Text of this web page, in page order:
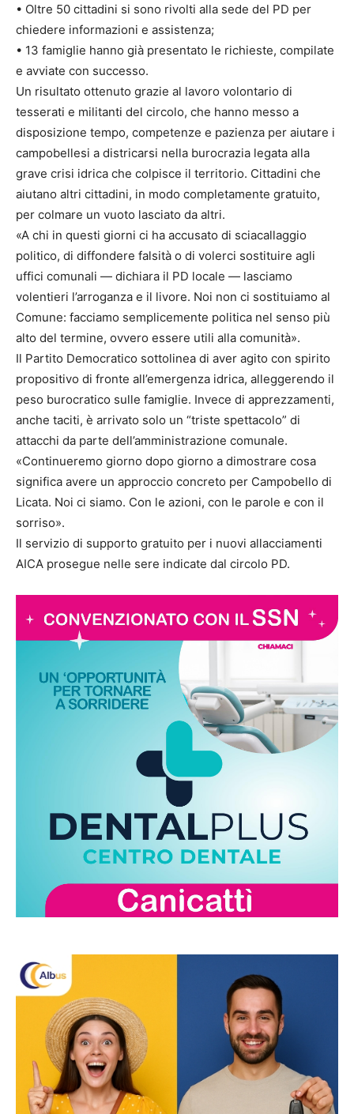
• Oltre 50 cittadini si sono rivolti alla sede del PD per
chiedere informazioni e assistenza;
• 13 famiglie hanno già presentato le richieste, compilate
e avviate con successo.
Un risultato ottenuto grazie al lavoro volontario di
tesserati e militanti del circolo, che hanno messo a
disposizione tempo, competenze e pazienza per aiutare i
campobellesi a districarsi nella burocrazia legata alla
grave crisi idrica che colpisce il territorio. Cittadini che
aiutano altri cittadini, in modo completamente gratuito,
per colmare un vuoto lasciato da altri.
«A chi in questi giorni ci ha accusato di sciacallaggio
politico, di diffondere falsità o di volerci sostituire agli
uffici comunali — dichiara il PD locale — lasciamo
volentieri l’arroganza e il livore. Noi non ci sostituiamo al
Comune: facciamo semplicemente politica nel senso più
alto del termine, ovvero essere utili alla comunità».
Il Partito Democratico sottolinea di aver agito con spirito
propositivo di fronte all’emergenza idrica, alleggerendo il
peso burocratico sulle famiglie. Invece di apprezzamenti,
anche taciti, è arrivato solo un “triste spettacolo” di
attacchi da parte dell’amministrazione comunale.
«Continueremo giorno dopo giorno a dimostrare cosa
significa avere un approccio concreto per Campobello di
Licata. Noi ci siamo. Con le azioni, con le parole e con il
sorriso».
Il servizio di supporto gratuito per i nuovi allacciamenti
AICA prosegue nelle sere indicate dal circolo PD.